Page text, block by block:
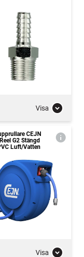
Visa
CEJN
G2 Stängd
Luft/Vatten
Visa